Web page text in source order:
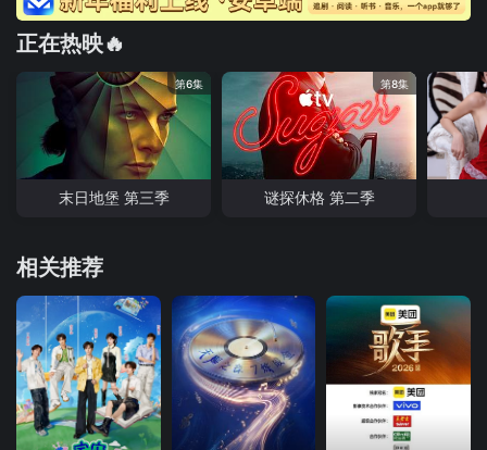
正在热映🔥
第6集
末日地堡 第三季
第8集
谜探休格 第二季
相关推荐